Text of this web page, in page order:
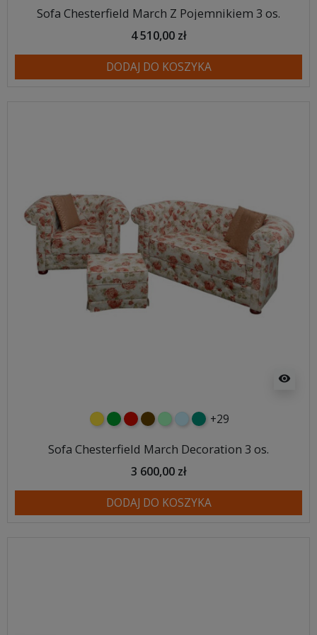
Sofa Chesterfield March Z Pojemnikiem 3 os.
4 510,00 zł
DODAJ DO KOSZYKA
visibility
żółtyzielonyczerwony
czekoladowy
miętowybłękitny
turkusowy
+29
Sofa Chesterfield March Decoration 3 os.
3 600,00 zł
DODAJ DO KOSZYKA